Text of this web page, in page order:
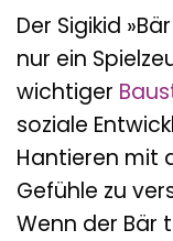
Der Sigikid
nur ein
wichtiger
soziale
Hantieren mit
Gefühle zu
Wenn der Bär